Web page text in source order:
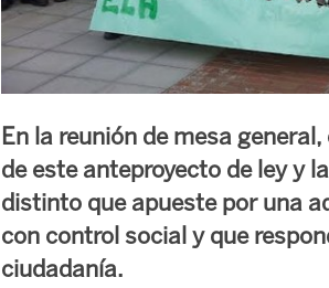
En la reunión de mesa
de este anteproyecto de ley y
distinto que apueste por una
con control social y que
ciudadanía.